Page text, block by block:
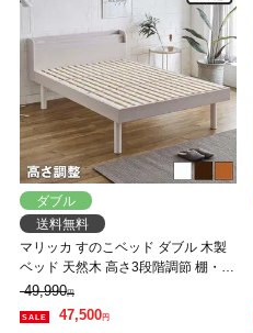
ダブル
送料無料
マリッカ すのこベッド ダブル 木製
ベッド 天然木 高さ3段階調節 棚・コ
ンセント付き ナチュラル ホワイト
ブラウン 北欧調 【フレームのみ】
【大型家具配送】
49,990円
47,500円